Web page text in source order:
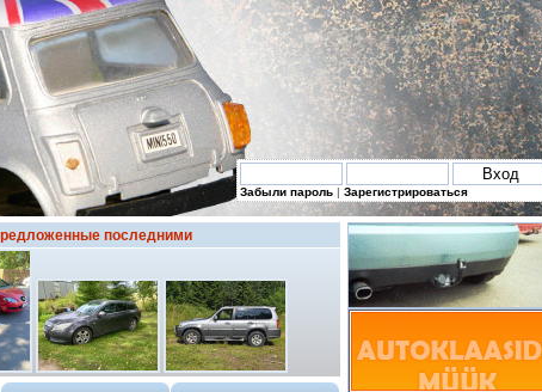
Забыли пароль | Зарегистрироваться
последними